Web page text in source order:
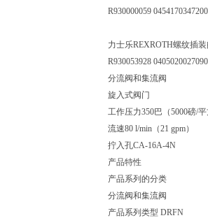
R930000059
力士乐REXROTH螺纹插
R930053928
分流阀和集流阀
旋入式阀门
工作压力350巴（5000磅/
流速80 l/min（21 gpm）
拧入孔CA-16A-4N
产品特性
产品系列的分类
分流阀和集流阀
产品系列类型 DRFN